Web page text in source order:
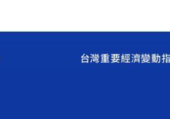
台灣重要經濟變